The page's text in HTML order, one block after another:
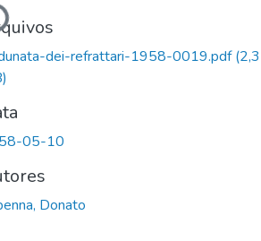
dei-refrattari-1958-0019.pdf
05-10
Donato